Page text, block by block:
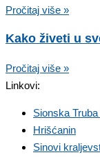
Pročitaj više »
Kako živeti u
Pročitaj više »
Linkovi:
Sionska
Hrišćanin
Sinovi